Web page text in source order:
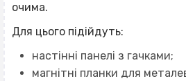
очима.
Для цього підійдуть:
настінні панелі з гачками;
магнітні планки для